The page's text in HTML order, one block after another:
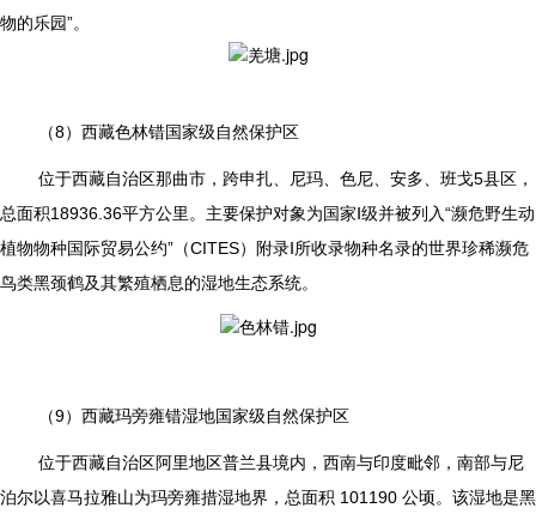
物的乐园”。
（8）西藏色林错国家级自然保护区
位于西藏自治区那曲市，跨申扎、尼玛、色尼、安多、班戈5县区，
总面积18936.36平方公里。主要保护对象为国家Ⅰ级并被列入“濒危野生动
植物物种国际贸易公约”（CITES）附录Ⅰ所收录物种名录的世界珍稀濒危
鸟类黑颈鹤及其繁殖栖息的湿地生态系统。
（9）西藏玛旁雍错湿地国家级自然保护区
位于西藏自治区阿里地区普兰县境内，西南与印度毗邻，南部与尼
泊尔以喜马拉雅山为玛旁雍措湿地界，总面积 101190 公顷。该湿地是黑